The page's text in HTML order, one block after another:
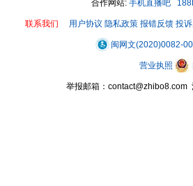
合作网站: 手机直播吧
联系我们 用户协议 隐私政策 报错反馈 投
闽网文(2020)0082-
营业执照
举报邮箱：